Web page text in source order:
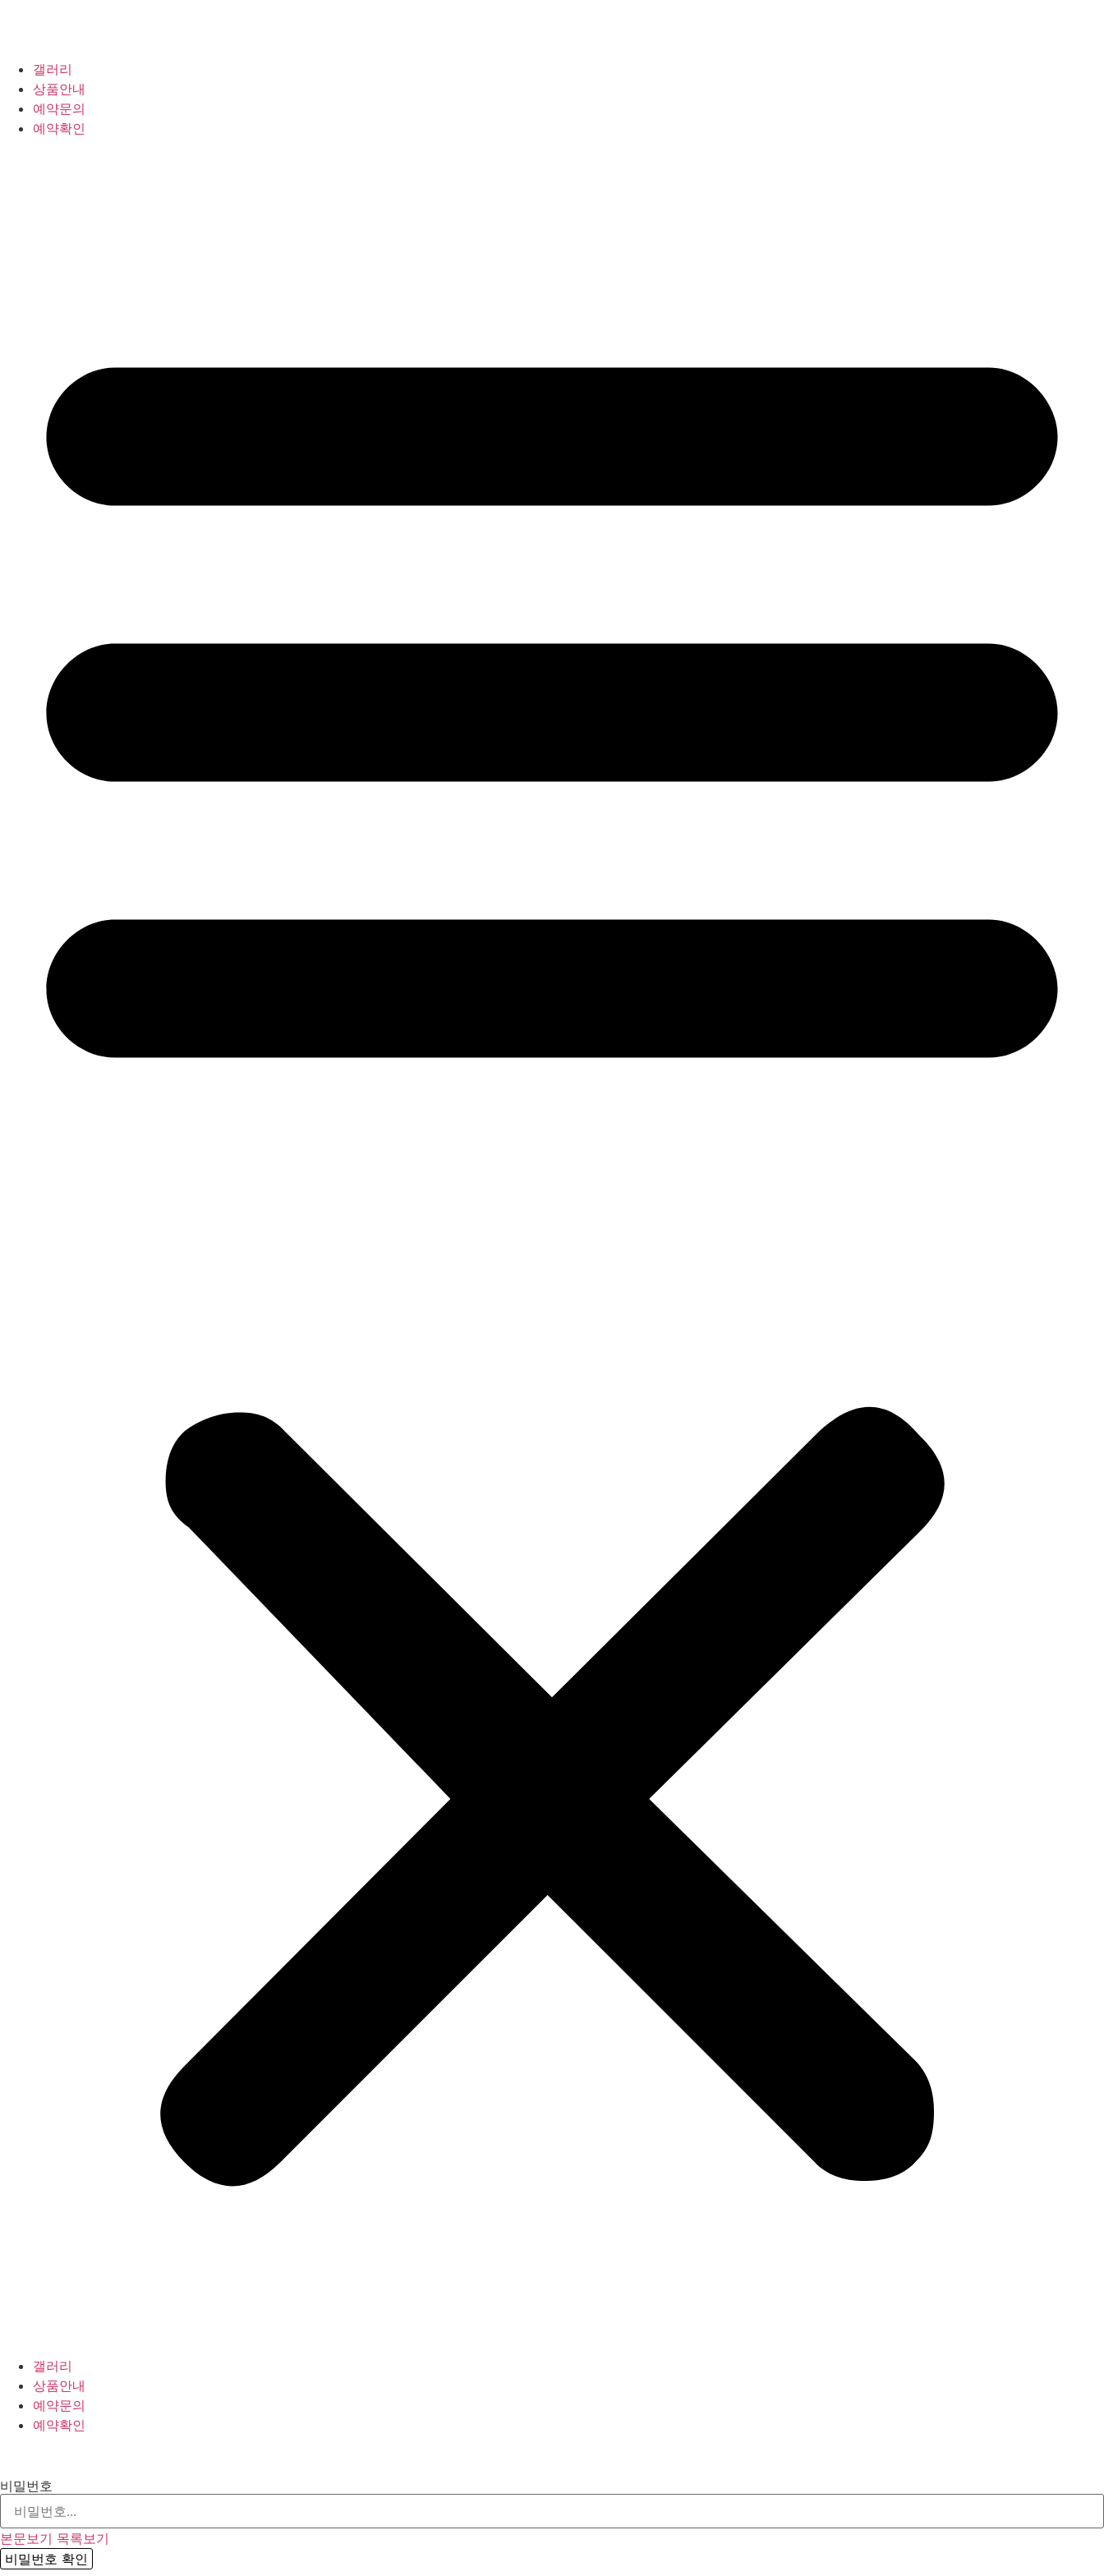
갤러리
상품안내
예약문의
예약확인
갤러리
상품안내
예약문의
예약확인
비밀번호
본문보기 목록보기
비밀번호 확인